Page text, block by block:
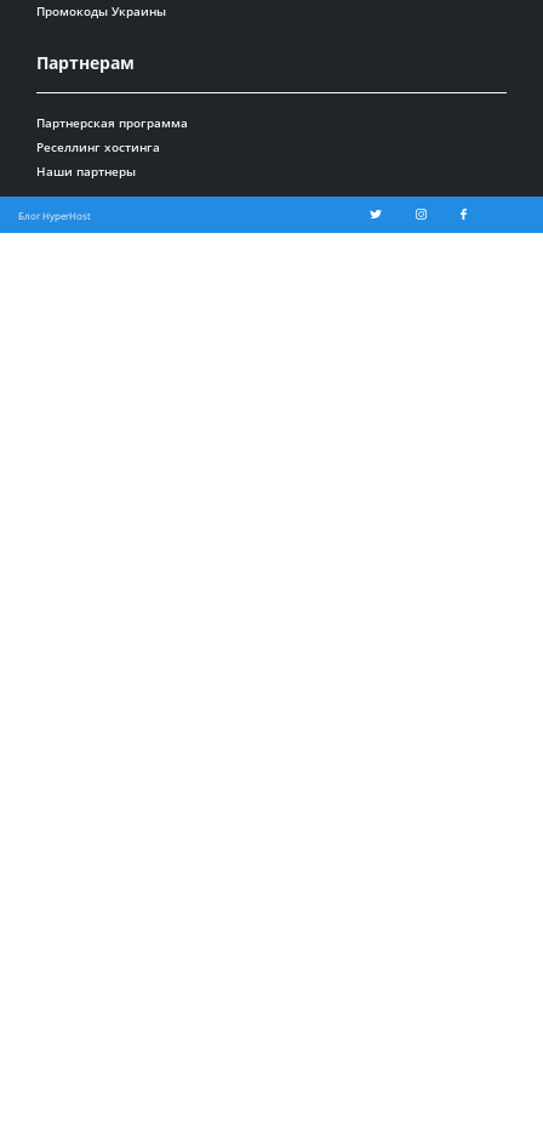
Промокоды Украины
Партнерам
Партнерская программа
Реселлинг хостинга
Наши партнеры
Блог HyperHost